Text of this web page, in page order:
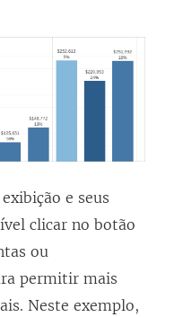
e seus
clicar no botão
ou
permitir mais
Neste exemplo,